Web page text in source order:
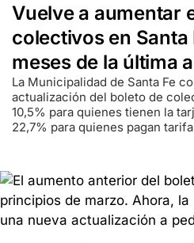
Vuelve a aumentar
colectivos en Santa
meses de la última
La Municipalidad de Santa Fe
actualización del boleto de
10,5% para quienes tienen la
22,7% para quienes pagan